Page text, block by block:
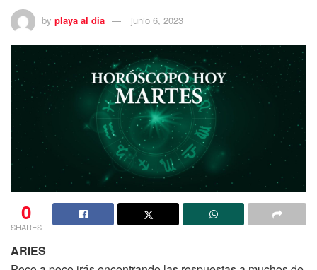
by playa al dia junio 6, 2023
0
SHARES
ARIES